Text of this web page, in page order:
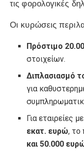
τις φορολογικές
Οι κυρώσεις
Πρόστιμο
στοιχείων.
Διπλασιασμό
για
Για εταιρείες
εκατ. ευρώ, το
και 50.000